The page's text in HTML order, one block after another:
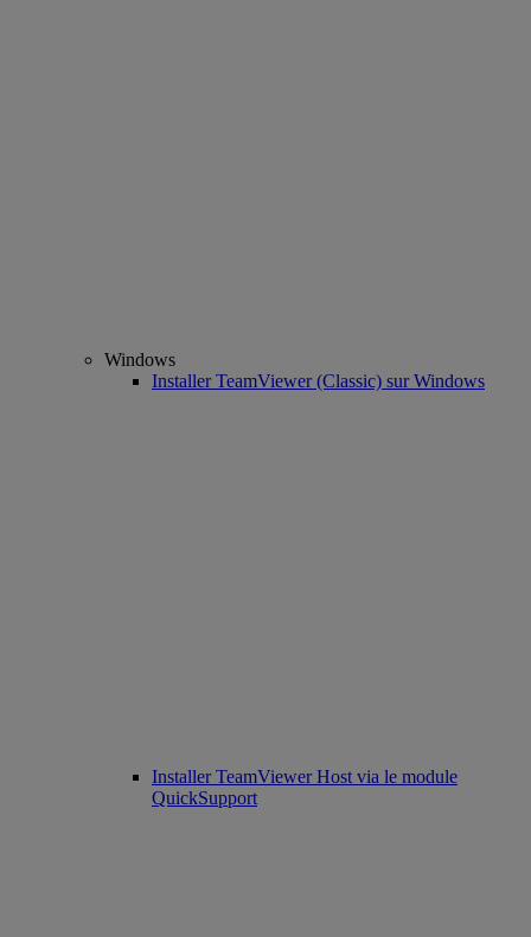
Windows
Installer TeamViewer (Classic) sur Windows
Installer TeamViewer Host via le module
QuickSupport